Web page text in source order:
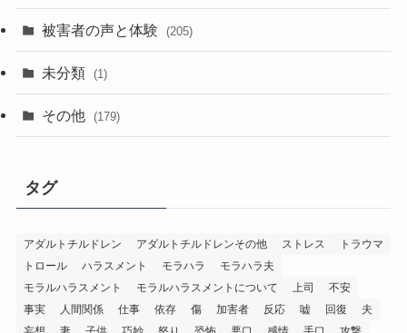
被害者の声と体験 (205)
未分類 (1)
その他 (179)
タグ
アダルトチルドレン アダルトチルドレンその他 ストレス
トラウマ
トロール
ハラスメント モラハラ
モラハラ夫
モラルハラスメント
モラルハラスメントについて 上司
不安
事実
人間関係 仕事 依存 傷 加害者 反応 嘘 回復
夫